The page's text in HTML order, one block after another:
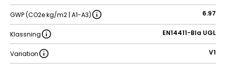
GWP (CO2e kg/m2 | A1-A3) 6.97
Klassning EN14411-BIa UGL
Variation V1